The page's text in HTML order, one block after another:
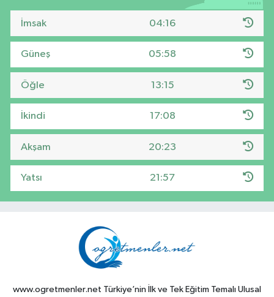
İmsak 04:16
Güneş 05:58
Öğle 13:15
İkindi 17:08
Akşam 20:23
Yatsı 21:57
www.ogretmenler.net Türkiye’nin İlk ve Tek Eğitim Temalı Ulusal